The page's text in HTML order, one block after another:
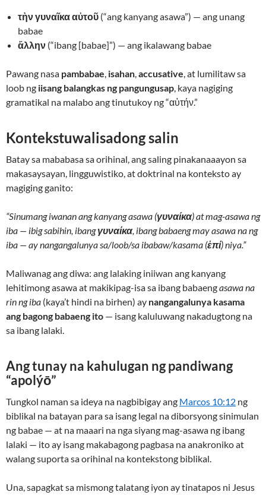
τὴν γυναῖκα αὐτοῦ (“ang kanyang asawa”) — ang unang
babae
ἄλλην (“ibang [babae]”) — ang ikalawang babae
Pawang nasa pambabae, isahan,accusative, at lumilitaw sa
loob ng iisang balangkas ng pangungusap, kaya nagiging
gramatikal na malabo ang tinutukoy ng “αὐτήν.”
Kontekstuwalisadong salin
Batay sa mababasa sa orihinal, ang saling pinakanaaayon sa
makasaysayan, lingguwistiko, at doktrinal na konteksto ay
magiging ganito:
“Sinumang iwanan ang kanyang asawa (γυναίκα) at mag-asawa ng
iba — ibig sabihin, ibangγυναίκα, ibang babaeng may asawa na ng
iba — ay nangangalunya sa/loob/sa ibabaw/kasama (ἐπί) niya.”
Maliwanag ang diwa: ang lalaking iniiwan ang kanyang
lehitimong asawa at makikipag-isa sa ibang babaengasawa na
rin ng iba (kaya’t hindi na birhen) ay nangangalunya kasama
ang bagong babaeng ito — isang kaluluwang nakadugtong na
sa ibang lalaki.
Ang tunay na kahulugan ng pandiwang
“apolýō”
Tungkol naman sa ideya na nagbibigay ang Marcos 10:12 ng
biblikal na batayan para sa isang legal na diborsyong sinimulan
ng babae — at na maaari na nga siyang mag-asawa ng ibang
lalaki — ito ay isang makabagong pagbasa na anakroniko at
walang suporta sa orihinal na kontekstong biblikal.
Una, sapagkat sa mismong talatang iyon ay tinatapos ni Jesus